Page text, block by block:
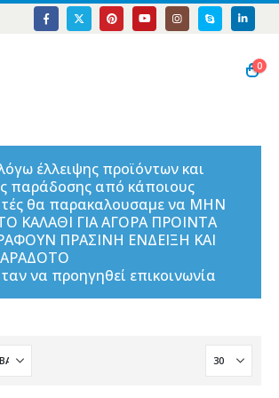
0
έλλειψης προϊόντων και
παράδοσης από κάποιους
θα παρακαλουσαμε να ΜΗΝ
ΚΑΛΑΘΙ ΓΙΑ ΑΓΟΡΑ ΠΡΟΙΝΤΑ
ΠΡΑΣΙΝΗ ΕΝΔΕΙΞΗ ΚΑΙ
να προηγηθεί επικοινωνία